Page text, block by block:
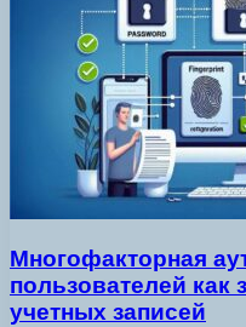
Многофакторная
пользователей как
учетных записей